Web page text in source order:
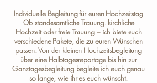
Individuelle Begleitung für euren Hochzeitstag
Ob standesamtliche Trauung, kirchliche
Hochzeit oder freie Trauung – ich biete euch
verschiedene Pakete, die zu euren Wünschen
passen. Von der kleinen Hochzeitsbegleitung
über eine Halbtagesreportage bis hin zur
Ganztagesbegleitung begleite ich euch genau
so lange, wie ihr es euch wünscht.